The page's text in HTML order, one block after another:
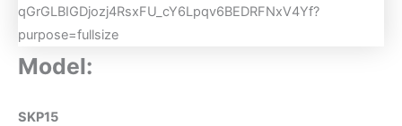
Model:
SKP15